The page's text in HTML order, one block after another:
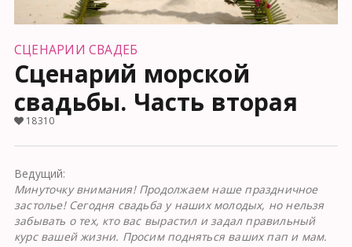
СЦЕНАРИИ СВАДЕБ
Сценарий морской
свадьбы. Часть вторая
18310
Ведущий:
Минуточку внимания! Продолжаем наше праздничное
застолье! Сегодня свадьба у наших молодых, но нельзя
забывать о тех, кто вас вырастил и задал правильный
курс вашей жизни. Просим подняться ваших пап и мам.